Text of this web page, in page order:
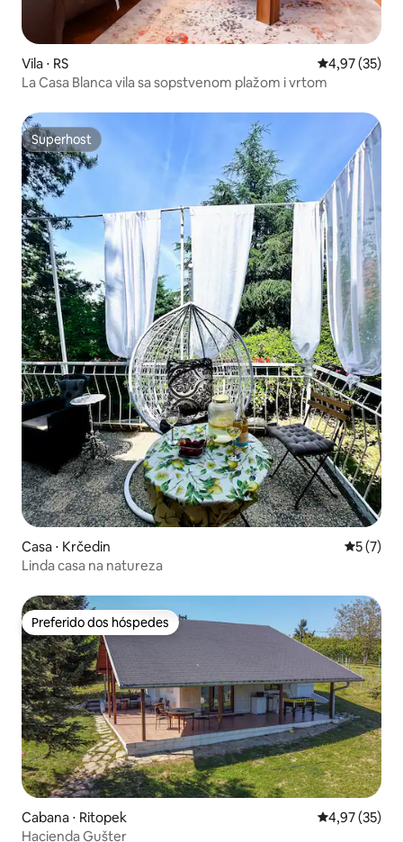
Vila ⋅ RS 4,97 de uma
4,97 (35)
La Casa Blanca vila sa sopstvenom plažom i vrtom
Superhost
Superhost
Casa ⋅ Krčedin 5 de
5 (7)
Linda casa na natureza
Preferido dos hóspedes
Preferido dos hóspedes
Cabana ⋅ Ritopek 4,97 de uma
4,97 (35)
Hacienda Gušter